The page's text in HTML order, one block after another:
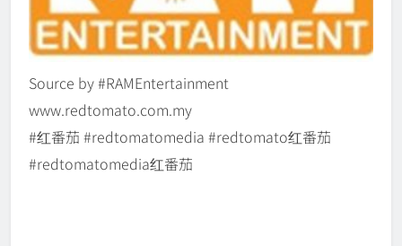
Source by #RAMEntertainment
www.redtomato.com.my
#红番茄 #redtomatomedia #redtomato红番茄
#redtomatomedia红番茄